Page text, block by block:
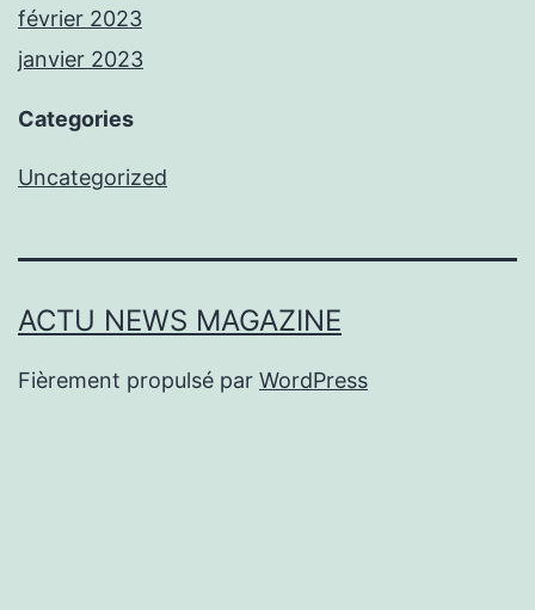
février 2023
janvier 2023
Categories
Uncategorized
ACTU NEWS MAGAZINE
Fièrement propulsé par WordPress